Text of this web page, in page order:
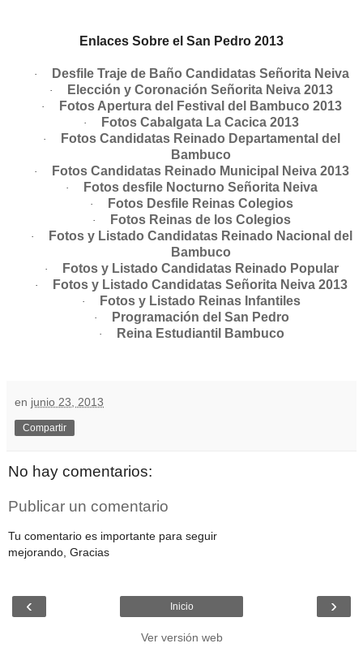
Enlaces Sobre el San Pedro 2013
· Desfile Traje de Baño Candidatas Señorita Neiva
· Elección y Coronación Señorita Neiva 2013
· Fotos Apertura del Festival del Bambuco 2013
· Fotos Cabalgata La Cacica 2013
·
Fotos Candidatas Reinado Departamental del
Bambuco
· Fotos Candidatas Reinado Municipal Neiva 2013
· Fotos desfile Nocturno Señorita Neiva
· Fotos Desfile Reinas Colegios
· Fotos Reinas de los Colegios
·
Fotos y Listado Candidatas Reinado Nacional del
Bambuco
· Fotos y Listado Candidatas Reinado Popular
· Fotos y Listado Candidatas Señorita Neiva 2013
· Fotos y Listado Reinas Infantiles
· Programación del San Pedro
· Reina Estudiantil Bambuco
en junio 23, 2013
Compartir
No hay comentarios:
Publicar un comentario
Tu comentario es importante para seguir
mejorando, Gracias
‹ ›
Inicio
Ver versión web